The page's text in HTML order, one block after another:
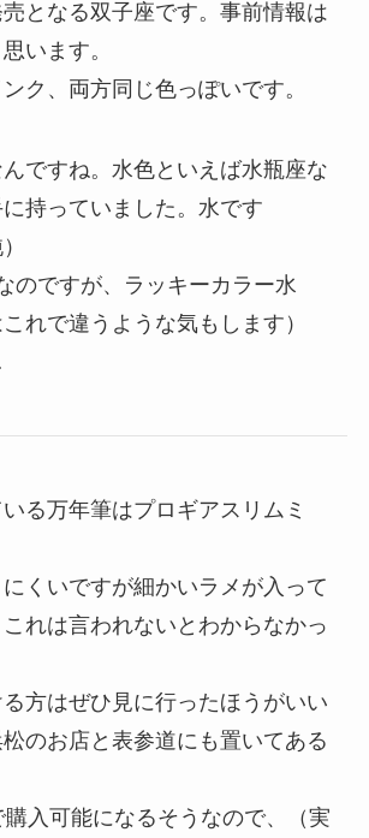
となる双子座です。事前情報は
います。
ク、両方同じ色っぽいです。
ですね。水色といえば水瓶座な
持っていました。水です
のですが、ラッキーカラー水
れで違うような気もします）
る万年筆はプロギアスリムミ
くいですが細かいラメが入って
れは言われないとわからなかっ
方はぜひ見に行ったほうがいい
のお店と表参道にも置いてある
入可能になるそうなので、（実